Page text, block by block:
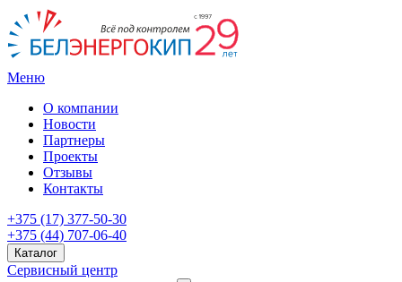
Меню
О компании
Новости
Партнеры
Проекты
Отзывы
Контакты
+375 (17) 377-50-30
+375 (44) 707-06-40
Каталог
Сервисный центр